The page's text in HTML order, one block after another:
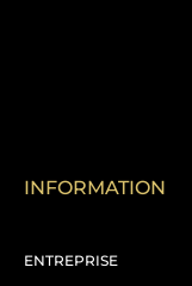
INFORMATION
ENTREPRISE